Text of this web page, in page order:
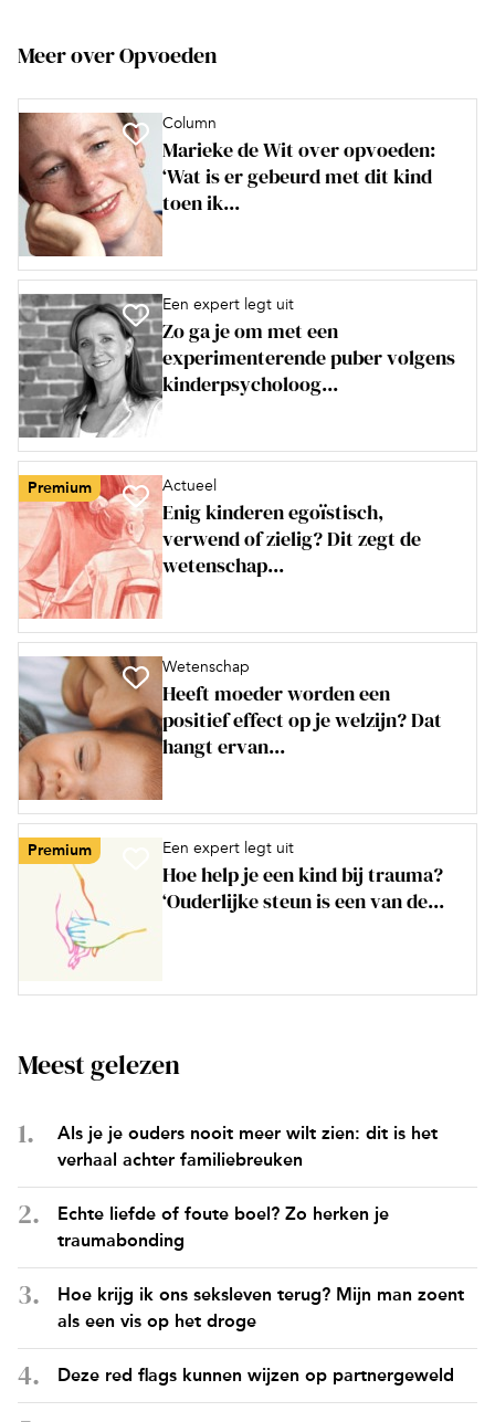
Meer over Opvoeden
Column
Marieke de Wit over opvoeden:
‘Wat is er gebeurd met dit kind
toen ik...
Een expert legt uit
Zo ga je om met een
experimenterende puber volgens
kinderpsycholoog...
Premium Actueel
Enig kinderen egoïstisch,
verwend of zielig? Dit zegt de
wetenschap...
Wetenschap
Heeft moeder worden een
positief effect op je welzijn? Dat
hangt ervan...
Premium Een expert legt uit
Hoe help je een kind bij trauma?
‘Ouderlijke steun is een van de...
Meest gelezen
Als je je ouders nooit meer wilt zien: dit is het
verhaal achter familiebreuken
Echte liefde of foute boel? Zo herken je
traumabonding
Hoe krijg ik ons seksleven terug? Mijn man zoent
als een vis op het droge
Deze red flags kunnen wijzen op partnergeweld